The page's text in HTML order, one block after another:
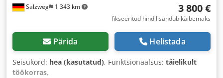
Salzweg 1 343 km 3 800 €
fikseeritud hind lisandub käibemaks
Pärida Helistada
Seisukord: hea (kasutatud), Funktsionaalsus: täielikult
töökorras,